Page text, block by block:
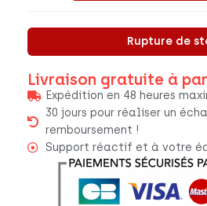
Rupture de
Livraison gratuite à
Expédition en 48 heures
30 jours pour réaliser un
remboursement !
Support réactif et à votre